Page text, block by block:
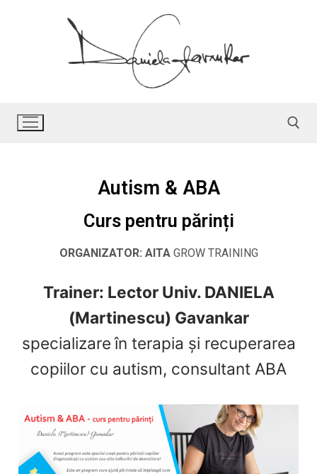
Autism & ABA
Curs pentru părinți
ORGANIZATOR: AITAGROW TRAINING
Trainer: Lector Univ. DANIELA
(Martinescu) Gavankar
specializare în terapia și recuperarea
copiilor cu autism, consultant ABA